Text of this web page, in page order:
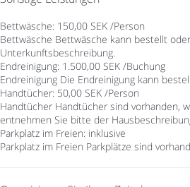
Bettwäsche: 150,00 SEK /Person
Bettwäsche Bettwäsche kann bestellt
Unterkunftsbeschreibung.
Endreinigung: 1.500,00 SEK /Buchung
Endreinigung Die Endreinigung kann
Handtücher: 50,00 SEK /Person
Handtücher Handtücher sind vorhanden,
entnehmen Sie bitte der
Parkplatz im Freien: inklusive
Parkplatz im Freien Parkplätze sind